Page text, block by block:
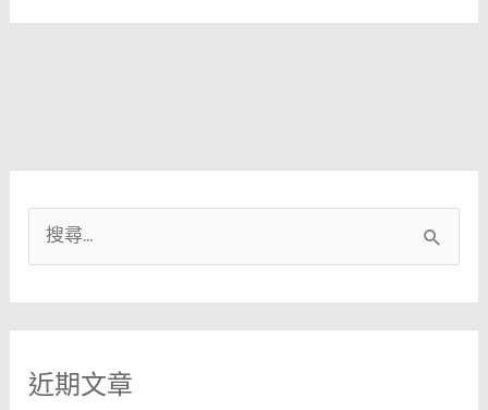
式。
六
則：
認
真
人
尋
關
字
近期文章